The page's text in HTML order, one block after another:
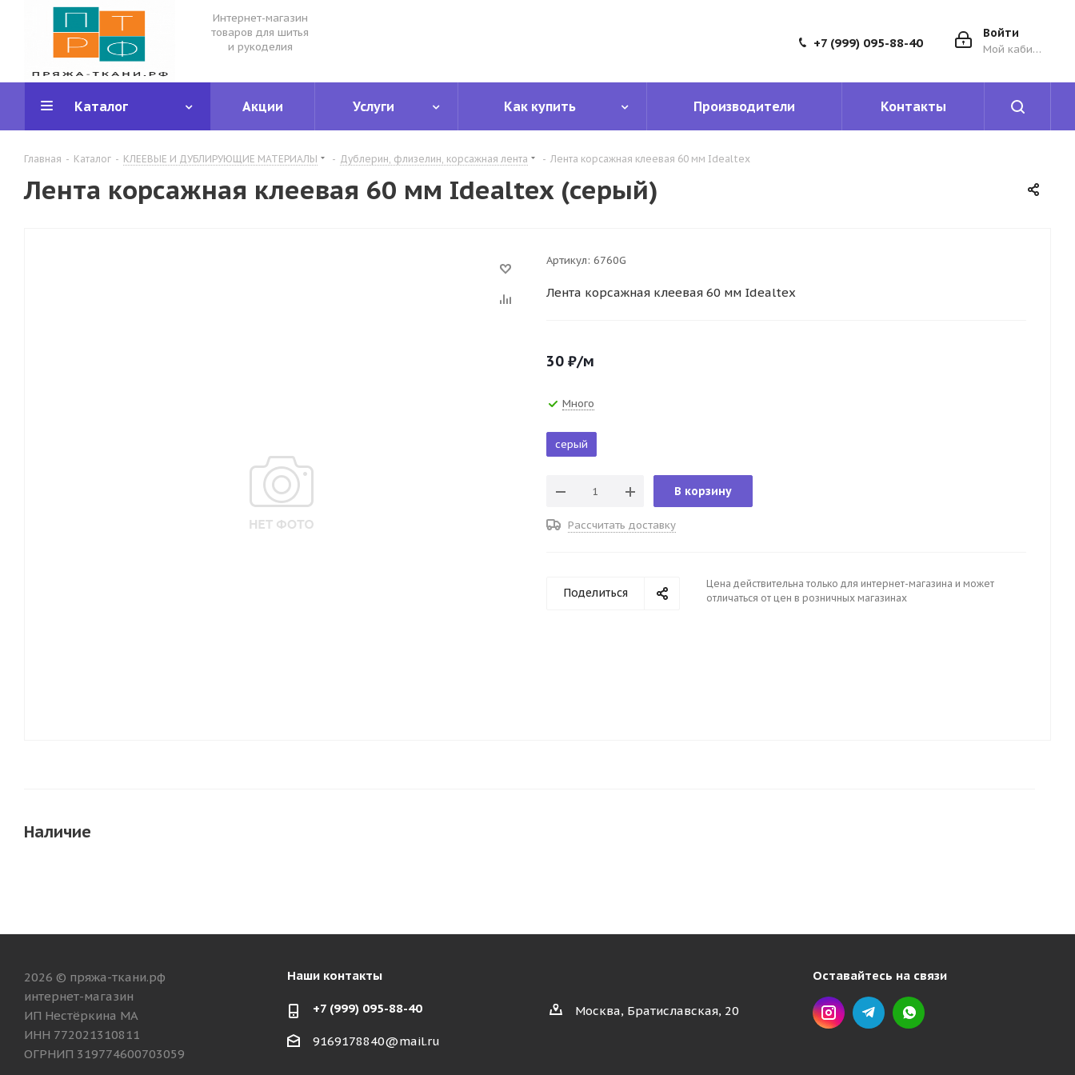
Интернет-магазин
товаров для шитья
и рукоделия
Войти
Мой кабинет
+7 (999) 095-88-40
Каталог Акции Услуги Как купить Производители Контакты
Главная - Каталог - КЛЕЕВЫЕ И ДУБЛИРУЮЩИЕ МАТЕРИАЛЫ - Дублерин, флизелин, корсажная лента - Лента корсажная клеевая 60 мм Idealtex
Лента корсажная клеевая 60 мм Idealtex (серый)
Артикул: 6760G
Лента корсажная клеевая 60 мм Idealtex
30 ₽/м
Много
серый
В корзину
Рассчитать доставку
Поделиться
Цена действительна только для интернет-магазина и может
отличаться от цен в розничных магазинах
Наличие
2026 © пряжа-ткани.рф
интернет-магазин
ИП Нестёркина МА
ИНН 772021310811
ОГРНИП 319774600703059
Наши контакты
+7 (999) 095-88-40
9169178840@mail.ru
Москва, Братиславская, 20
Оставайтесь на связи